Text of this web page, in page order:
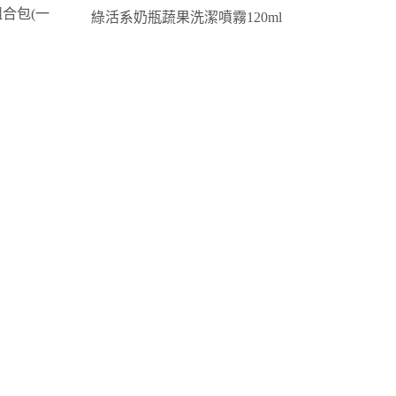
包(一 綠活系奶瓶蔬果洗潔噴霧120ml